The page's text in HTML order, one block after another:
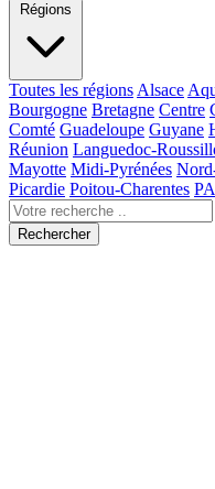
Régions
Toutes les régions Alsace
Bourgogne Bretagne Centre
Comté Guadeloupe Guyane
Réunion Languedoc-
Mayotte Midi-Pyrénées
Picardie Poitou-Charentes
Rechercher